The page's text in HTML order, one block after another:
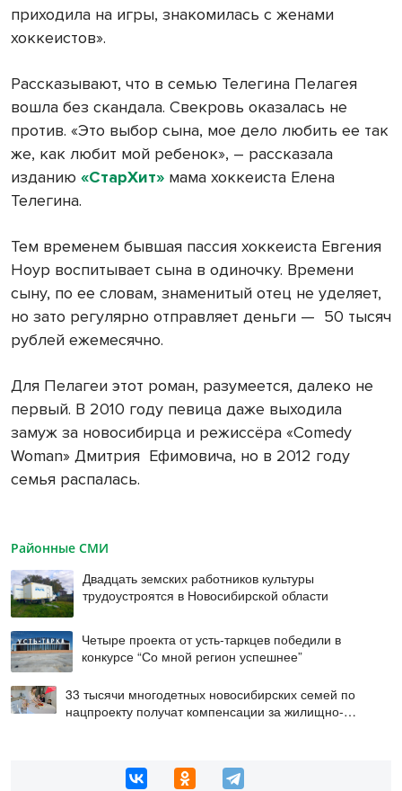
приходила на игры, знакомилась с женами
хоккеистов».
Рассказывают, что в семью Телегина Пелагея
вошла без скандала. Свекровь оказалась не
против. «Это выбор сына, мое дело любить ее так
же, как любит мой ребенок», – рассказала
изданию «СтарХит» мама хоккеиста Елена
Телегина.
Тем временем бывшая пассия хоккеиста Евгения
Ноур воспитывает сына в одиночку. Времени
сыну, по ее словам, знаменитый отец не уделяет,
но зато регулярно отправляет деньги — 50 тысяч
рублей ежемесячно.
Для Пелагеи этот роман, разумеется, далеко не
первый. В 2010 году певица даже выходила
замуж за новосибирца и режиссёра «Comedy
Woman» Дмитрия Ефимовича, но в 2012 году
семья распалась.
Районные СМИ
Двадцать земских работников культуры
трудоустроятся в Новосибирской области
Четыре проекта от усть-таркцев победили в
конкурсе “Со мной регион успешнее”
33 тысячи многодетных новосибирских семей по
нацпроекту получат компенсации за жилищно-